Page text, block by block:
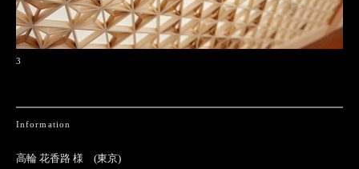
3
Information
高輪 花香路 様 (東京)